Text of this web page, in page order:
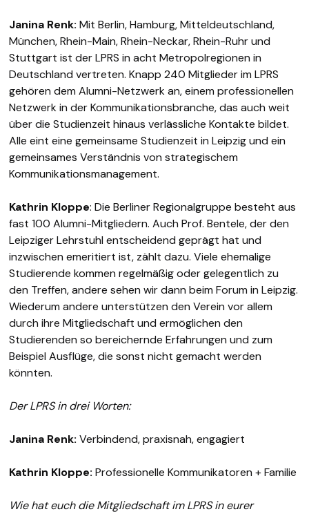
Janina Renk: Mit Berlin, Hamburg, Mitteldeutschland,
München, Rhein-Main, Rhein-Neckar, Rhein-Ruhr und
Stuttgart ist der LPRS in acht Metropolregionen in
Deutschland vertreten. Knapp 240 Mitglieder im LPRS
gehören dem Alumni-Netzwerk an, einem professionellen
Netzwerk in der Kommunikationsbranche, das auch weit
über die Studienzeit hinaus verlässliche Kontakte bildet.
Alle eint eine gemeinsame Studienzeit in Leipzig und ein
gemeinsames Verständnis von strategischem
Kommunikationsmanagement.
Kathrin Kloppe: Die Berliner Regionalgruppe besteht aus
fast 100 Alumni-Mitgliedern. Auch Prof. Bentele, der den
Leipziger Lehrstuhl entscheidend geprägt hat und
inzwischen emeritiert ist, zählt dazu. Viele ehemalige
Studierende kommen regelmäßig oder gelegentlich zu
den Treffen, andere sehen wir dann beim Forum in Leipzig.
Wiederum andere unterstützen den Verein vor allem
durch ihre Mitgliedschaft und ermöglichen den
Studierenden so bereichernde Erfahrungen und zum
Beispiel Ausflüge, die sonst nicht gemacht werden
könnten.
Der LPRS in drei Worten:
Janina Renk: Verbindend, praxisnah, engagiert
Kathrin Kloppe: Professionelle Kommunikatoren + Familie
Wie hat euch die Mitgliedschaft im LPRS in eurer